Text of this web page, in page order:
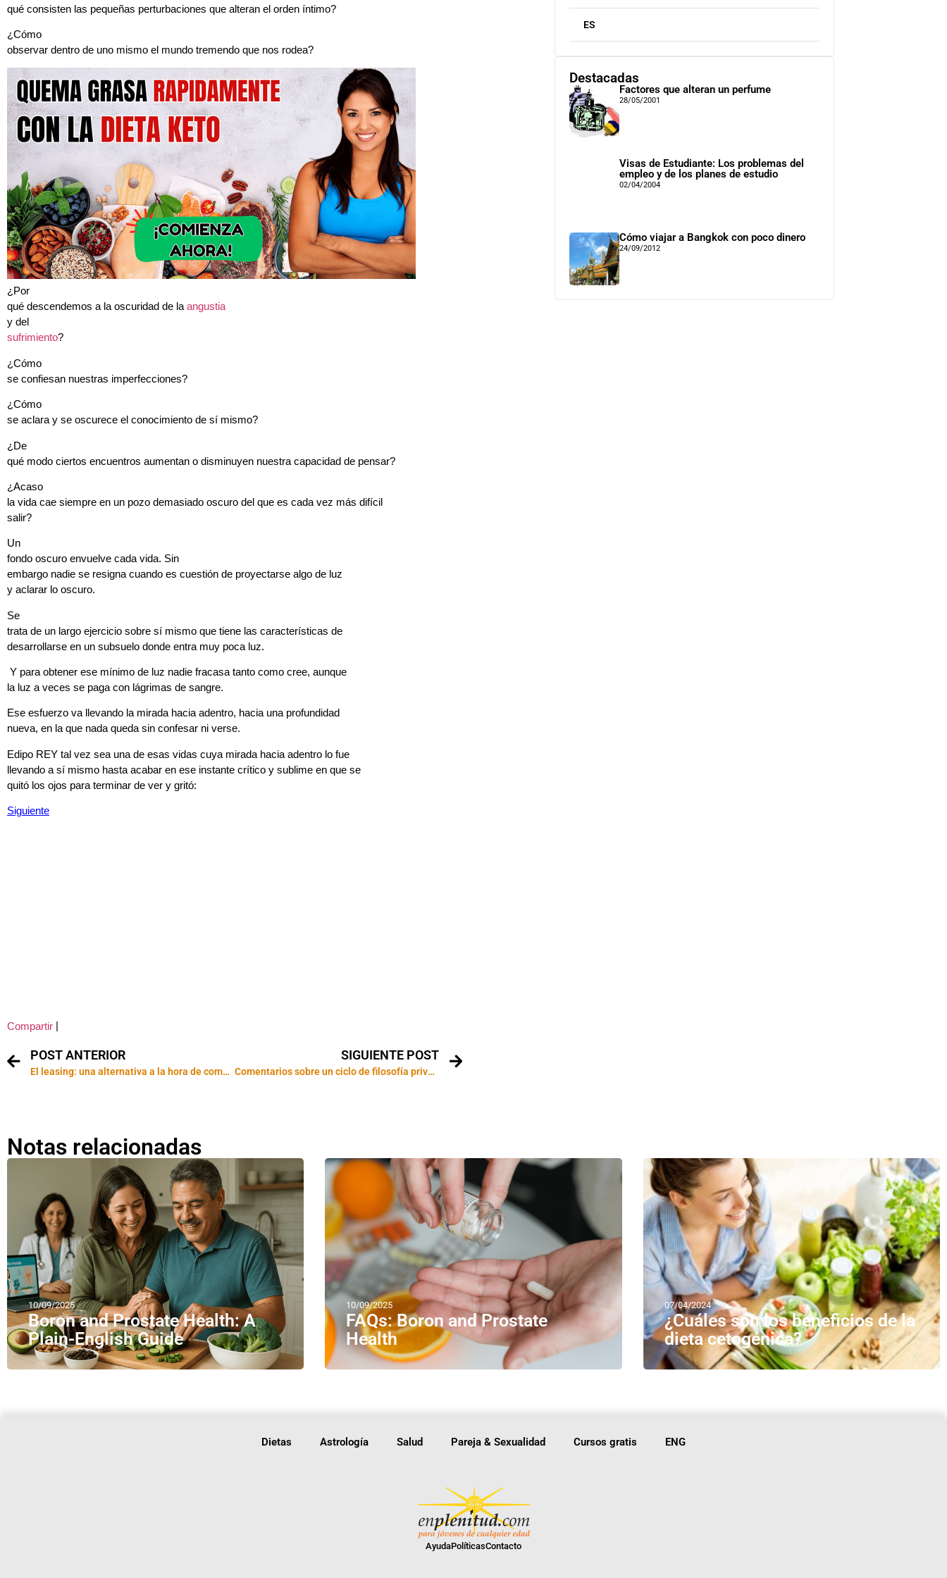
qué consisten las pequeñas perturbaciones que alteran el orden íntimo?
¿Cómo
observar dentro de uno mismo el mundo tremendo que nos rodea?
¿Por
qué descendemos a la oscuridad de laangustia
y del
sufrimiento?
¿Cómo
se confiesan nuestras imperfecciones?
¿Cómo
se aclara y se oscurece el conocimiento de sí mismo?
¿De
qué modo ciertos encuentros aumentan o disminuyen nuestra capacidad de pensar?
¿Acaso
la vida cae siempre en un pozo demasiado oscuro del que es cada vez más difícil
salir?
Un
fondo oscuro envuelve cada vida. Sin
embargo nadie se resigna cuando es cuestión de proyectarse algo de luz
y aclarar lo oscuro.
Se
trata de un largo ejercicio sobre sí mismo que tiene las características de
desarrollarse en un subsuelo donde entra muy poca luz.
Y para obtener ese mínimo de luz nadie fracasa tanto como cree, aunque
la luz a veces se paga con lágrimas de sangre.
Ese esfuerzo va llevando la mirada hacia adentro, hacia una profundidad
nueva, en la que nada queda sin confesar ni verse.
Edipo REY tal vez sea una de esas vidas cuya mirada hacia adentro lo fue
llevando a sí mismo hasta acabar en ese instante crítico y sublime en que se
quitó los ojos para terminar de ver y gritó:
Siguiente
Compartir
POST ANTERIOR
El leasing: una alternativa a la hora de comprar
SIGUIENTE POST
Comentarios sobre un ciclo de filosofía privada. Parte 2
ES
Destacadas
Factores que alteran un perfume
28/05/2001
Visas de Estudiante: Los problemas del
empleo y de los planes de estudio
02/04/2004
Cómo viajar a Bangkok con poco dinero
24/09/2012
Notas relacionadas
10/09/2025
Boron and Prostate Health: A
Plain-English Guide
10/09/2025
FAQs: Boron and Prostate
Health
07/04/2024
¿Cuáles son los beneficios de la
dieta cetogénica?
Dietas Astrología Salud Pareja & Sexualidad Cursos gratis ENG
AyudaPolíticasContacto